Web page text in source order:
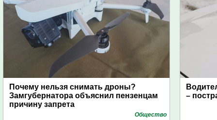
Почему нельзя снимать дроны?
Замгубернатора объяснил пензенцам
причину запрета
Общество
–